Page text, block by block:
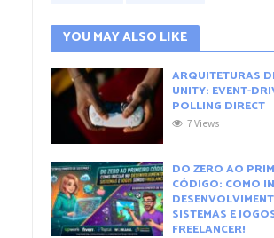
YOU MAY ALSO LIKE
ARQUITETURAS
UNITY: EVENT-
POLLING DIRECT
7 Views
DO ZERO AO
CÓDIGO: COMO
SISTEMAS E
FREELANCER!